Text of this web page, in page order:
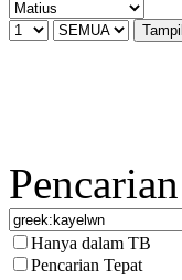
Hanya dalam TB
Pencarian Tepat